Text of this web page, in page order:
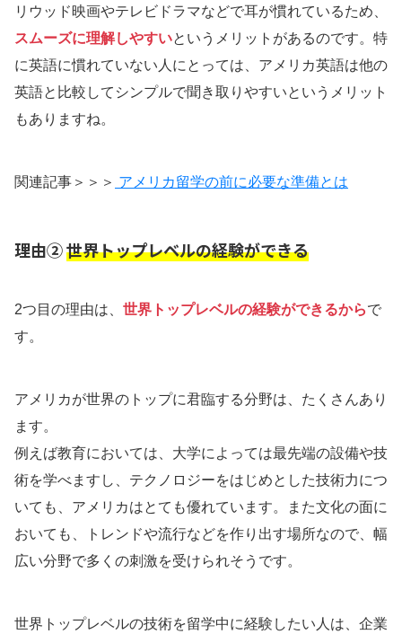
リウッド映画やテレビドラマなどで耳が慣れているため、
スムーズに理解しやすいというメリットがあるのです。特
に英語に慣れていない人にとっては、アメリカ英語は他の
英語と比較してシンプルで聞き取りやすいというメリット
もありますね。
関連記事＞＞＞ アメリカ留学の前に必要な準備とは
理由②世界トップレベルの経験ができる
2つ目の理由は、 世界トップレベルの経験ができるからで
す。
アメリカが世界のトップに君臨する分野は、たくさんあり
ます。
例えば教育においては、大学によっては最先端の設備や技
術を学べますし、テクノロジーをはじめとした技術力につ
いても、アメリカはとても優れています。また文化の面に
おいても、トレンドや流行などを作り出す場所なので、幅
広い分野で多くの刺激を受けられそうです。
世界トップレベルの技術を留学中に経験したい人は、企業